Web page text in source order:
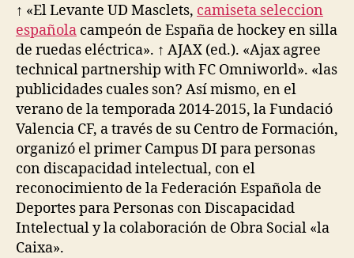
↑ «El Levante UD Masclets, camiseta seleccion
española campeón de España de hockey en silla
de ruedas eléctrica». ↑ AJAX (ed.). «Ajax agree
technical partnership with FC Omniworld». «las
publicidades cuales son? Así mismo, en el
verano de la temporada 2014-2015, la Fundació
Valencia CF, a través de su Centro de Formación,
organizó el primer Campus DI para personas
con discapacidad intelectual, con el
reconocimiento de la Federación Española de
Deportes para Personas con Discapacidad
Intelectual y la colaboración de Obra Social «la
Caixa».